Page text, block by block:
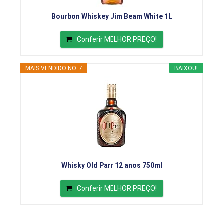
Bourbon Whiskey Jim Beam White 1L
Conferir MELHOR PREÇO!
BAIXOU!
MAIS VENDIDO NO. 7
Whisky Old Parr 12 anos 750ml
Conferir MELHOR PREÇO!